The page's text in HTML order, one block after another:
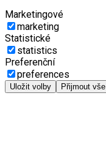
Marketingové
marketing
Statistické
statistics
Preferenční
preferences
Uložit volby Přijmout vše